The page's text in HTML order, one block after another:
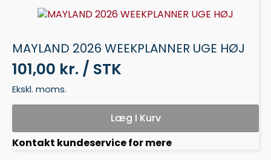
MAYLAND 2026 WEEKPLANNER UGE HØJ
101,00 kr. / STK
Ekskl. moms.
Læg I Kurv
Kontakt kundeservice for mere